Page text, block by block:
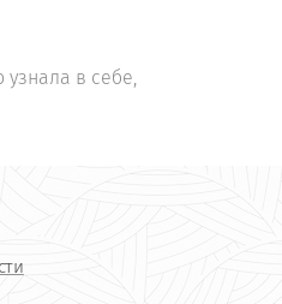
узнала в себе,